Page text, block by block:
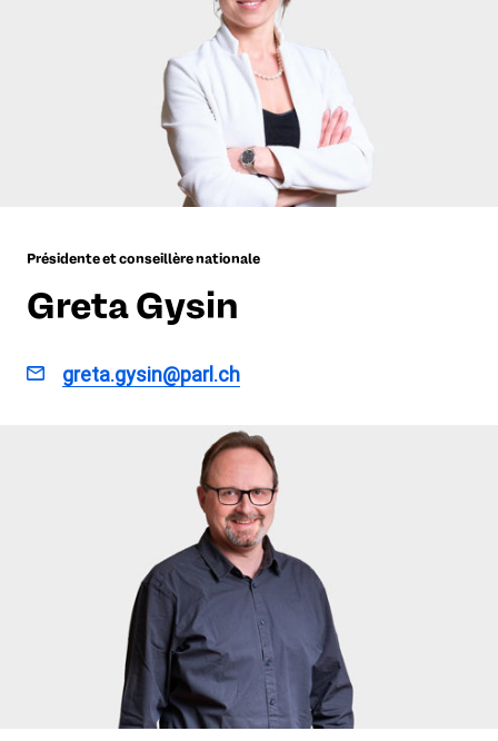
Présidente et conseillère nationale
Greta Gysin
greta.gysin@parl.ch